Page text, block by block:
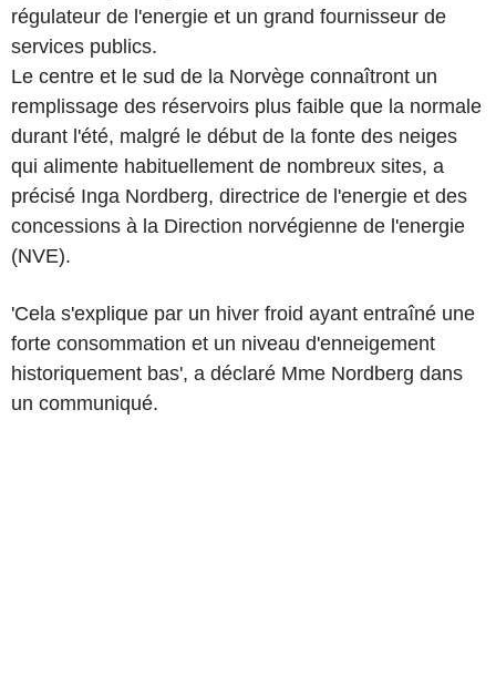
régulateur de l'energie et un grand fournisseur de
services publics.
Le centre et le sud de la Norvège connaîtront un
remplissage des réservoirs plus faible que la normale
durant l'été, malgré le début de la fonte des neiges
qui alimente habituellement de nombreux sites, a
précisé Inga Nordberg, directrice de l'energie et des
concessions à la Direction norvégienne de l'energie
(NVE).
'Cela s'explique par un hiver froid ayant entraîné une
forte consommation et un niveau d'enneigement
historiquement bas', a déclaré Mme Nordberg dans
un communiqué.